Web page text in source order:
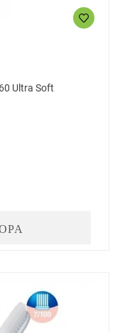
Ultra Soft